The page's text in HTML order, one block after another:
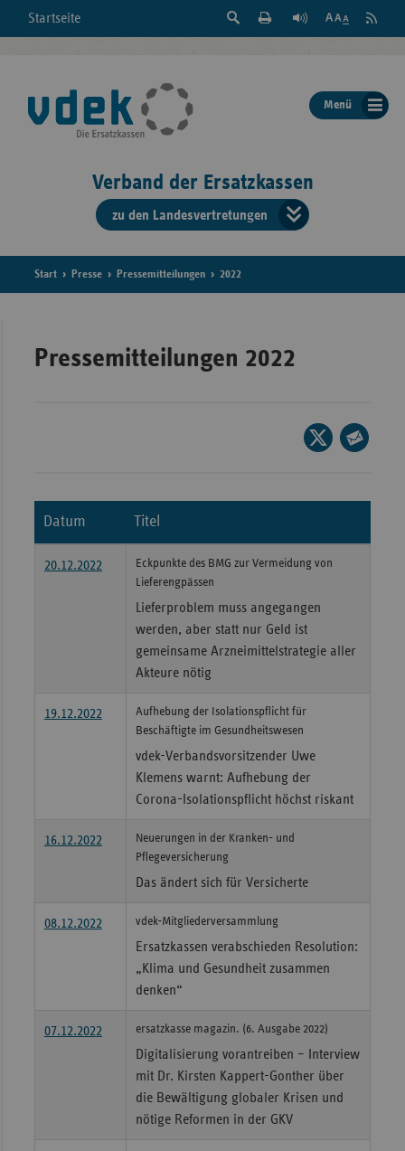
Startseite
Suche
der
Seite
Feed
Menü
Verband der Ersatzkassen
zu den Landesvertretungen
der
Start Presse Pressemitteilungen 2022
Pressemitteilungen 2022
Seite
auf
teilen
E-
Datum Titel
20.12.2022
Eckpunkte des BMG zur Vermeidung von
Lieferengpässen
Lieferproblem muss angegangen
werden, aber statt nur Geld ist
gemeinsame Arzneimittelstrategie aller
Akteure nötig
19.12.2022
Aufhebung der Isolationspflicht für
Beschäftigte im Gesundheitswesen
vdek-Verbandsvorsitzender Uwe
Klemens warnt: Aufhebung der
Corona-Isolationspflicht höchst riskant
16.12.2022
Neuerungen in der Kranken- und
Pflegeversicherung
Das ändert sich für Versicherte
08.12.2022 vdek-Mitgliederversammlung
Ersatzkassen verabschieden Resolution:
„Klima und Gesundheit zusammen
denken“
07.12.2022 ersatzkasse magazin. (6. Ausgabe 2022)
Digitalisierung vorantreiben – Interview
mit Dr. Kirsten Kappert-Gonther über
die Bewältigung globaler Krisen und
nötige Reformen in der GKV